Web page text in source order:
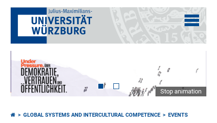
Stop animation
GLOBAL SYSTEMS AND INTERCULTURAL COMPETENCE EVENTS